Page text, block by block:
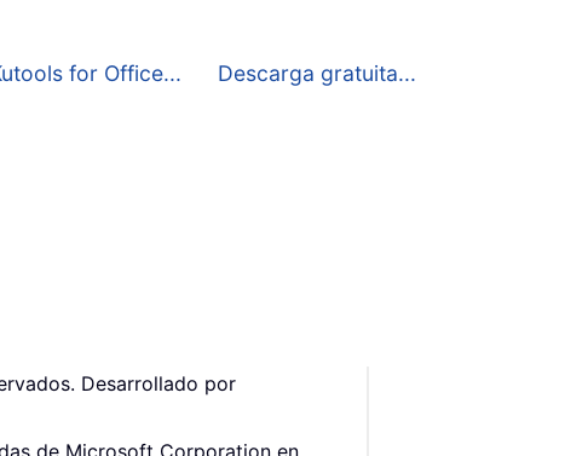
for Office... Descarga gratuita...
Desarrollado por
de Microsoft Corporation en